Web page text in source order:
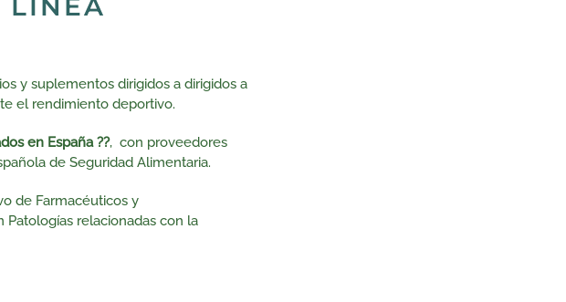
y suplementos dirigidos a dirigidos a
el rendimiento deportivo.
en España ??, con proveedores
de Seguridad Alimentaria.
de Farmacéuticos y
Patologías relacionadas con la